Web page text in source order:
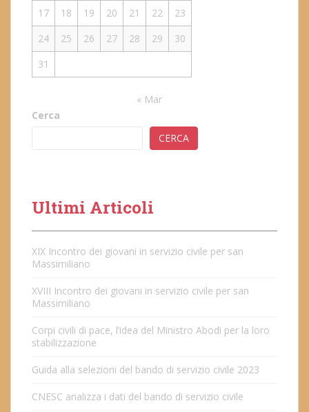
17 18 19 20 21 22
23
24
25 26 27 28 29
30
31
« Mar
Cerca
CERCA
Ultimi Articoli
XIX Incontro dei giovani in servizio civile per san
Massimiliano
XVIII Incontro dei giovani in servizio civile per san
Massimiliano
Corpi civili di pace, l’idea del Ministro Abodi per la loro
stabilizzazione
Guida alla selezioni del bando di servizio civile 2023
CNESC analizza i dati del bando di servizio civile